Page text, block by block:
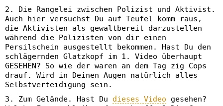
2. Die Rangelei zwischen Polizist und Aktivist.
Auch hier versuchst Du auf Teufel komm raus,
die Aktivisten als gewaltbereit darzustellen
während die Polizisten von dir einen
Persilschein ausgestellt bekommen. Hast Du den
schlägernden Glatzkopf im 1. Video überhaupt
GESEHEN? So wie der waren an dem Tag zig Cops
drauf. Wird in Deinen Augen natürlich alles
Selbstverteidigung sein.
3. Zum Gelände. Hast Du dieses Video gesehen?